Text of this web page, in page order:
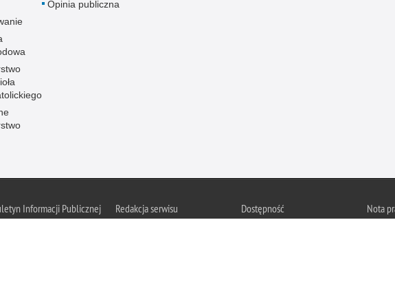
Opinia publiczna
Informacji Publicznej
Redakcja serwisu
Dostępność
Nota